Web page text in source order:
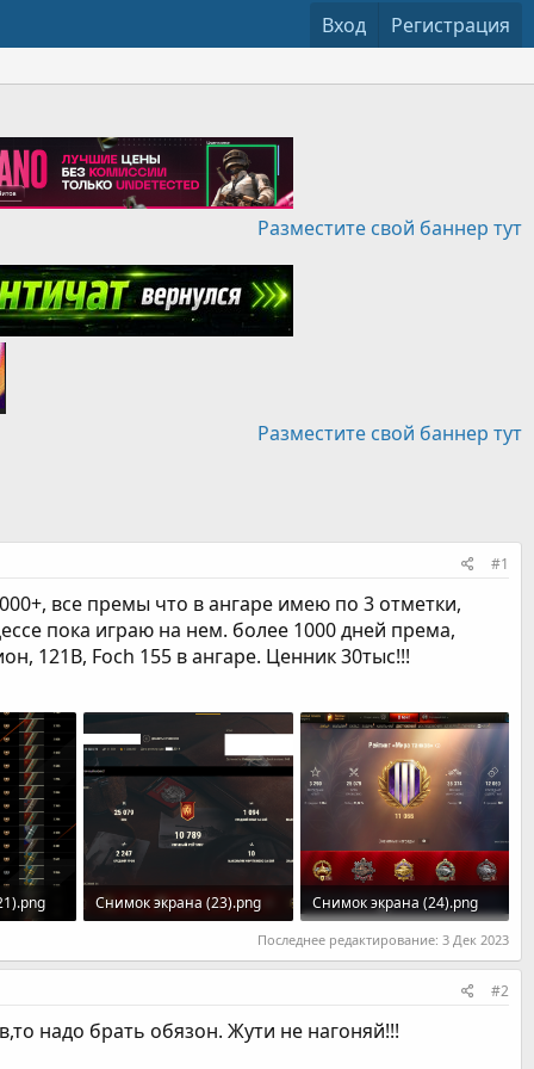
Вход Регистрация
Разместите свой баннер тут
Разместите свой баннер тут
#1
все премы что в ангаре имею по 3 отметки,
пока играю на нем. более 1000 дней према,
121B, Foch 155 в ангаре. Ценник 30тыс!!!
Снимок экрана (23).png
741.3 KB · Просмотры: 110
Снимок экрана (24).png
894.5 KB · Просмотры: 123
Последнее редактирование: 3 Дек 2023
#2
надо брать обязон. Жути не нагоняй!!!